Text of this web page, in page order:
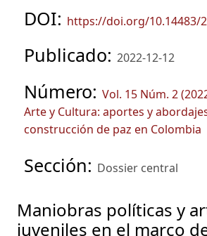
DOI: https://doi.org/10.14483/
Publicado: 2022-12-12
Número: Vol. 15 Núm. 2
Arte y Cultura: aportes y
construcción de paz en Colombia
Sección: Dossier central
Maniobras políticas y
juveniles en el marco